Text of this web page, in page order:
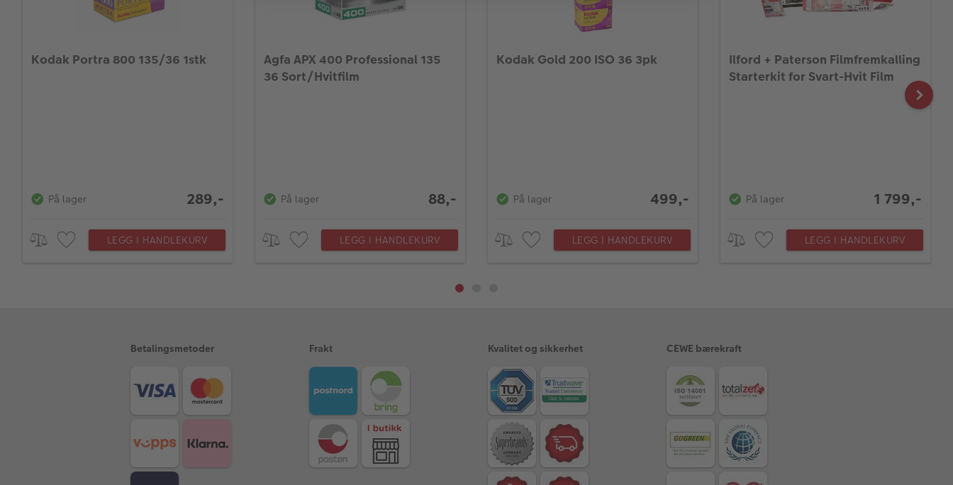
Kodak Portra 800 135/36 1stk
På lager 289,-
LEGG I HANDLEKURV
Agfa APX 400 Professional 135
36 Sort/Hvitfilm
På lager 88,-
LEGG I HANDLEKURV
Kodak Gold 200 ISO 36 3pk
På lager 499,-
LEGG I HANDLEKURV
Ilford + Paterson Filmfremkalling
Starterkit for Svart-Hvit Film
På lager 1 799,-
LEGG I HANDLEKURV
Betalingsmetoder Frakt Kvalitet og sikkerhet CEWE bærekraft